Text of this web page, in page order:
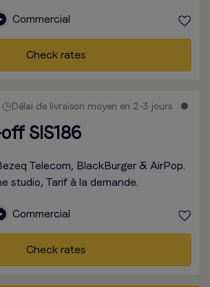
Commercial
Check rates
Délai de livraison moyen en 2-3 jours
SIS186
Telecom, BlackBurger & AirPop.
studio, Tarif à la demande.
Commercial
Check rates